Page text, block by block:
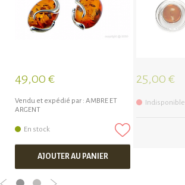
49,00 €
Vendu et expédié par : AMBRE ET
ARGENT
En stock
AJOUTER AU PANIER
25,00 €
Indisponible